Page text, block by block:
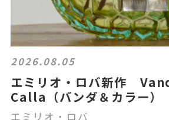
2026.08.05
エミリオ・ロバ新作
Calla（バンダ＆カラー）
エミリオ・ロバ